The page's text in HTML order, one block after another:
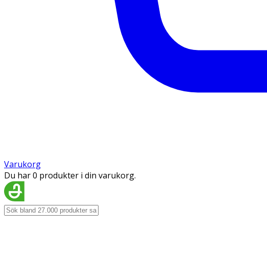
Varukorg
Du har 0 produkter i din varukorg.